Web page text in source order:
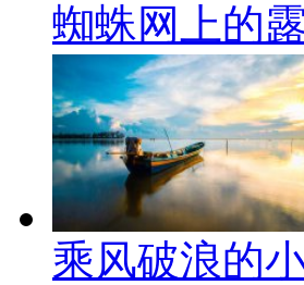
蜘蛛网上的
乘风破浪的